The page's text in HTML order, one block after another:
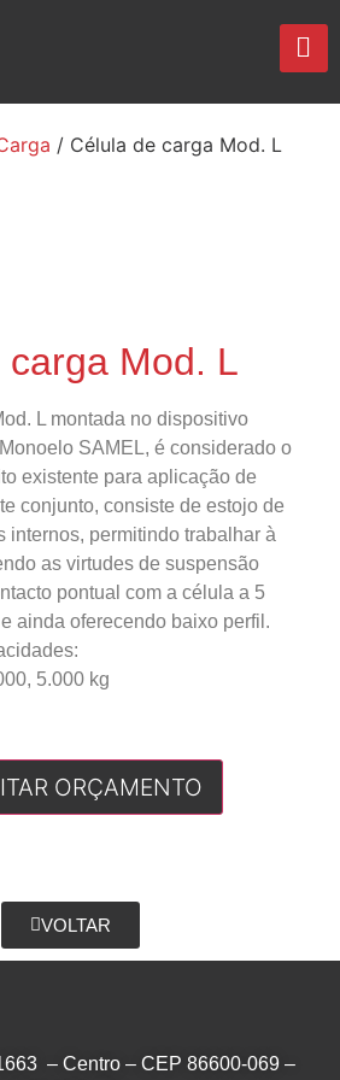
/ Célula de carga Mod. L
Mod. L
L montada no dispositivo
SAMEL, é considerado o
existente para aplicação de
conjunto, consiste de estojo de
internos, permitindo trabalhar à
as virtudes de suspensão
pontual com a célula a 5
ainda oferecendo baixo perfil.
5.000 kg
ORÇAMENTO
VOLTAR
– Centro – CEP 86600-069 –